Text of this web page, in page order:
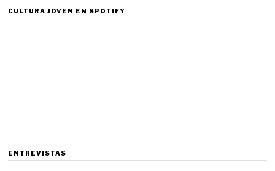
CULTURA JOVEN EN SPOTIFY
ENTREVISTAS